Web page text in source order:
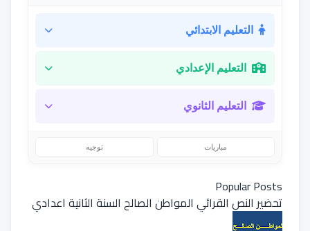
التعليم الابتدائي
التعليم الإعدادي
التعليم الثانوي
مباريات توجيه
Popular Posts
تحضير النص القرائي المواطن الصالح السنة الثانية اعدادي